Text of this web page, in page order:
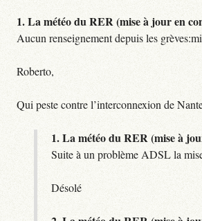
1.La météo du RER (mise à jour en
Aucun renseignement depuis les
Roberto,
Qui peste contre l’interconnexion de
1.La météo du RER (mise à
Suite à un problème ADSL la
Désolé